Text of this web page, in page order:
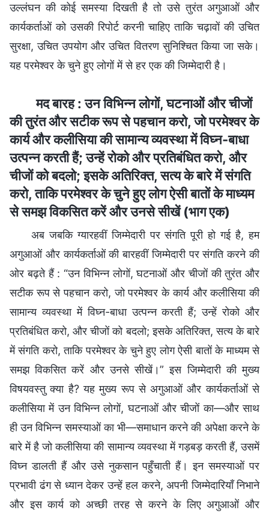
उल्लंघन की कोई समस्या दिखती है तो उसे तुरंत अगुआओं और
कार्यकर्ताओं को उसकी रिपोर्ट करनी चाहिए ताकि चढ़ावों की उचित
सुरक्षा, उचित उपयोग और उचित वितरण सुनिश्चित किया जा सके।
यह परमेश्वर के चुने हुए लोगों में से हर एक की जिम्मेदारी है।
मद बारह : उन विभिन्न लोगों, घटनाओं और चीजों
की तुरंत और सटीक रूप से पहचान करो, जो परमेश्वर के
कार्य और कलीसिया की सामान्य व्यवस्था में विघ्न-बाधा
उत्पन्न करती हैं; उन्हें रोको और प्रतिबंधित करो, और
चीजों को बदलो; इसके अतिरिक्त, सत्य के बारे में संगति
करो, ताकि परमेश्वर के चुने हुए लोग ऐसी बातों के माध्यम
से समझ विकसित करें और उनसे सीखें (भाग एक)
अब जबकि ग्यारहवीं जिम्मेदारी पर संगति पूरी हो गई है, हम
अगुआओं और कार्यकर्ताओं की बारहवीं जिम्मेदारी पर संगति करने की
ओर बढ़ते हैं : “उन विभिन्न लोगों, घटनाओं और चीजों की तुरंत और
सटीक रूप से पहचान करो, जो परमेश्वर के कार्य और कलीसिया की
सामान्य व्यवस्था में विघ्न-बाधा उत्पन्न करती हैं; उन्हें रोको और
प्रतिबंधित करो, और चीजों को बदलो; इसके अतिरिक्त, सत्य के बारे
में संगति करो, ताकि परमेश्वर के चुने हुए लोग ऐसी बातों के माध्यम से
समझ विकसित करें और उनसे सीखें।” इस जिम्मेदारी की मुख्य
विषयवस्तु क्या है? यह मुख्य रूप से अगुआओं और कार्यकर्ताओं से
कलीसिया में उन विभिन्न लोगों, घटनाओं और चीजों का—और साथ
ही उन विभिन्न समस्याओं का भी—समाधान करने की अपेक्षा करने के
बारे में है जो कलीसिया की सामान्य व्यवस्था में गड़बड़ करती हैं, उसमें
विघ्न डालती हैं और उसे नुकसान पहुँचाती हैं। इन समस्याओं पर
प्रभावी ढंग से ध्यान देकर उन्हें हल करने, अपनी जिम्मेदारियाँ निभाने
और इस कार्य को अच्छी तरह से करने के लिए अगुआओं और